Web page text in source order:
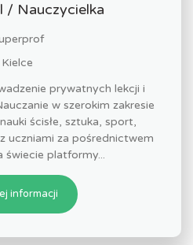
/ Nauczycielka
Kielce
prywatnych lekcji i
w szerokim zakresie
ścisłe, sztuka, sport,
uczniami za pośrednictwem
świecie platformy...
informacji